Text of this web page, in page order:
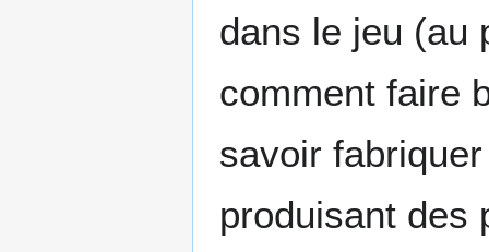
dans le jeu (au
comment faire
savoir
produisant des